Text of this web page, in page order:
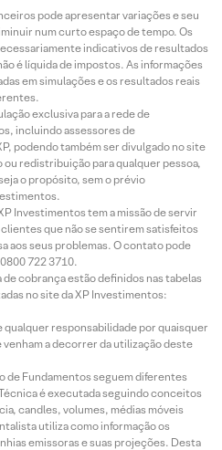
pode apresentar variações e seu
num curto espaço de tempo. Os
indicativos de resultados
é líquida de impostos. As informações
em simulações e os resultados reais
exclusiva para a rede de
incluindo assessores de
podendo também ser divulgado no site
ou redistribuição para qualquer pessoa,
o propósito, sem o prévio
Investimentos tem a missão de servir
que não se sentirem satisfeitos
aos seus problemas. O contato pode
722 3710.
cobrança estão definidos nas tabelas
no site da XP Investimentos:
qualquer responsabilidade por quaisquer
a decorrer da utilização deste
de Fundamentos seguem diferentes
é executada seguindo conceitos
candles, volumes, médias móveis
utiliza como informação os
emissoras e suas projeções. Desta